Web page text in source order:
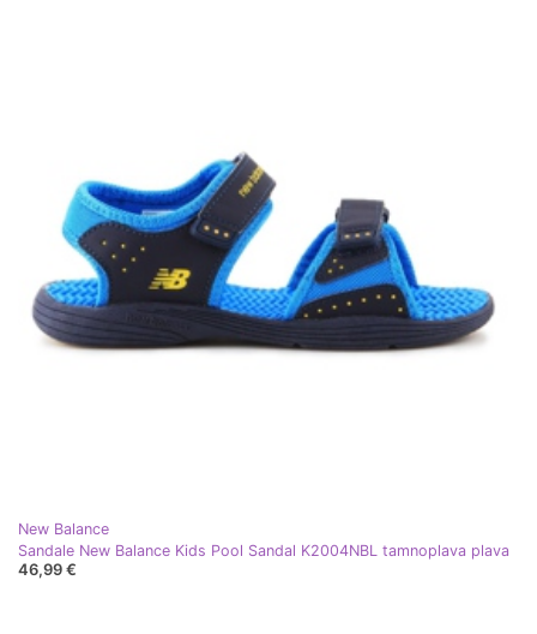
New Balance
Sandale New Balance Kids Pool Sandal K2004NBL tamnoplava plava
46,99 €